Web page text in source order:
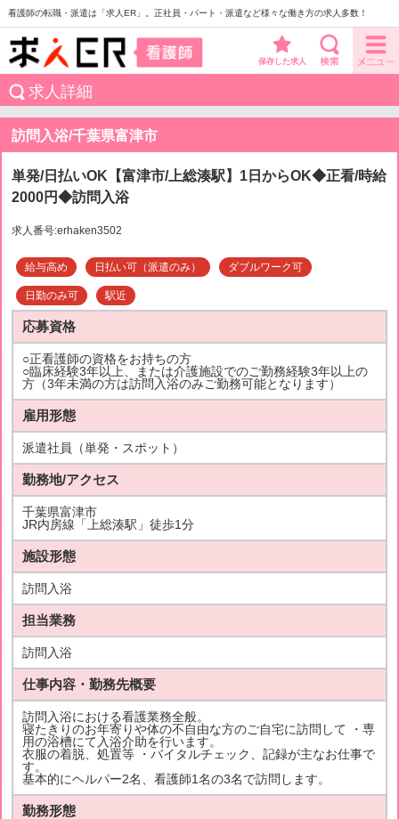
看護師の転職・派遣は「求人ER」。正社員・パート・派遣など様々な働き方の求人多数！
保存した求人
求人詳細
訪問入浴/千葉県富津市
単発/日払いOK【富津市/上総湊駅】1日からOK◆正看/時給
2000円◆訪問入浴
求人番号:erhaken3502
給与高め 日払い可（派遣のみ） ダブルワーク可
日勤のみ可 駅近
応募資格
○正看護師の資格をお持ちの方
○臨床経験3年以上、または介護施設でのご勤務経験3年以上の
方（3年未満の方は訪問入浴のみご勤務可能となります）
雇用形態
派遣社員（単発・スポット）
勤務地/アクセス
千葉県富津市
JR内房線「上総湊駅」徒歩1分
施設形態
訪問入浴
担当業務
訪問入浴
仕事内容・勤務先概要
訪問入浴における看護業務全般。
寝たきりのお年寄りや体の不自由な方のご自宅に訪問して ・専
用の浴槽にて入浴介助を行います。
衣服の着脱、処置等 ・バイタルチェック、記録が主なお仕事で
す。
基本的にヘルパー2名、看護師1名の3名で訪問します。
勤務形態